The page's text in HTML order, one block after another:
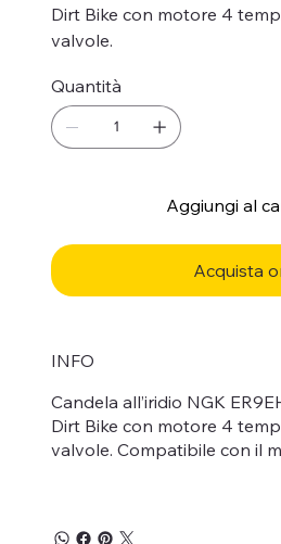
Dirt Bike con motore 4
valvole.
Quantità
Aggiungi al
Acquista
INFO
Candela all’iridio NGK
Dirt Bike con motore 4
valvole. Compatibile con il